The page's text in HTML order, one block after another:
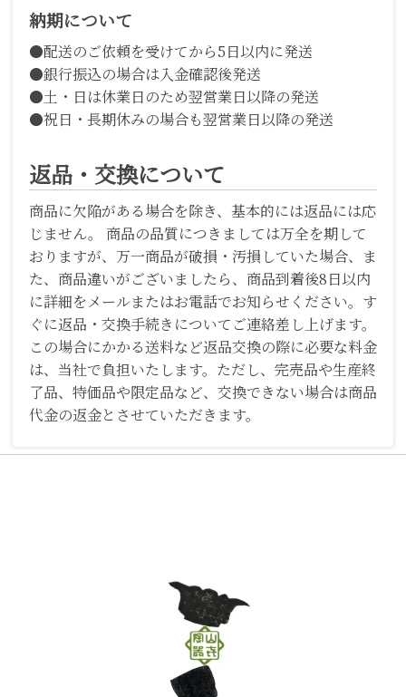
納期について
●配送のご依頼を受けてから5日以内に発送
●銀行振込の場合は入金確認後発送
●土・日は休業日のため翌営業日以降の発送
●祝日・長期休みの場合も翌営業日以降の発送
返品・交換について
商品に欠陥がある場合を除き、基本的には返品には応
じません。 商品の品質につきましては万全を期して
おりますが、万一商品が破損・汚損していた場合、ま
た、商品違いがございましたら、商品到着後8日以内
に詳細をメールまたはお電話でお知らせください。す
ぐに返品・交換手続きについてご連絡差し上げます。
この場合にかかる送料など返品交換の際に必要な料金
は、当社で負担いたします。ただし、完売品や生産終
了品、特価品や限定品など、交換できない場合は商品
代金の返金とさせていただきます。